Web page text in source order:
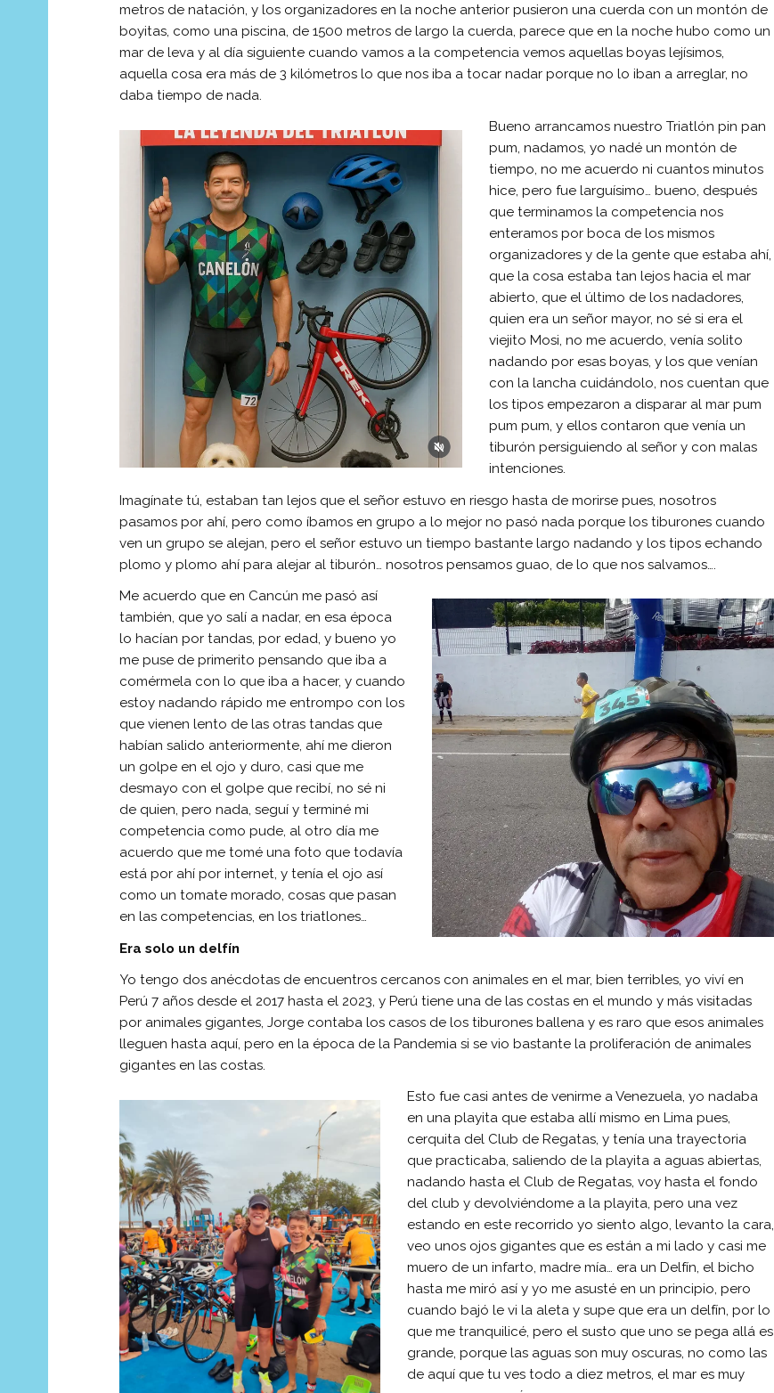
metros de natación, y los organizadores en la noche anterior pusieron una cuerda con un montón de
boyitas, como una piscina, de 1500 metros de largo la cuerda, parece que en la noche hubo como un
mar de leva y al día siguiente cuando vamos a la competencia vemos aquellas boyas lejísimos,
aquella cosa era más de 3 kilómetros lo que nos iba a tocar nadar porque no lo iban a arreglar, no
daba tiempo de nada.
Bueno arrancamos nuestro Triatlón pin pan
pum, nadamos, yo nadé un montón de
tiempo, no me acuerdo ni cuantos minutos
hice, pero fue larguísimo… bueno, después
que terminamos la competencia nos
enteramos por boca de los mismos
organizadores y de la gente que estaba ahí,
que la cosa estaba tan lejos hacia el mar
abierto, que el último de los nadadores,
quien era un señor mayor, no sé si era el
viejito Mosi, no me acuerdo, venía solito
nadando por esas boyas, y los que venían
con la lancha cuidándolo, nos cuentan que
los tipos empezaron a disparar al mar pum
pum pum, y ellos contaron que venía un
tiburón persiguiendo al señor y con malas
intenciones.
Imagínate tú, estaban tan lejos que el señor estuvo en riesgo hasta de morirse pues, nosotros
pasamos por ahí, pero como íbamos en grupo a lo mejor no pasó nada porque los tiburones cuando
ven un grupo se alejan, pero el señor estuvo un tiempo bastante largo nadando y los tipos echando
plomo y plomo ahí para alejar al tiburón… nosotros pensamos guao, de lo que nos salvamos….
Me acuerdo que en Cancún me pasó así
también, que yo salí a nadar, en esa época
lo hacían por tandas, por edad, y bueno yo
me puse de primerito pensando que iba a
comérmela con lo que iba a hacer, y cuando
estoy nadando rápido me entrompo con los
que vienen lento de las otras tandas que
habían salido anteriormente, ahí me dieron
un golpe en el ojo y duro, casi que me
desmayo con el golpe que recibí, no sé ni
de quien, pero nada, seguí y terminé mi
competencia como pude, al otro día me
acuerdo que me tomé una foto que todavía
está por ahí por internet, y tenía el ojo así
como un tomate morado, cosas que pasan
en las competencias, en los triatlones…
Era solo un delfín
Yo tengo dos anécdotas de encuentros cercanos con animales en el mar, bien terribles, yo viví en
Perú 7 años desde el 2017 hasta el 2023, y Perú tiene una de las costas en el mundo y más visitadas
por animales gigantes, Jorge contaba los casos de los tiburones ballena y es raro que esos animales
lleguen hasta aquí, pero en la época de la Pandemia si se vio bastante la proliferación de animales
gigantes en las costas.
Esto fue casi antes de venirme a Venezuela, yo nadaba
en una playita que estaba allí mismo en Lima pues,
cerquita del Club de Regatas, y tenía una trayectoria
que practicaba, saliendo de la playita a aguas abiertas,
nadando hasta el Club de Regatas, voy hasta el fondo
del club y devolviéndome a la playita, pero una vez
estando en este recorrido yo siento algo, levanto la cara,
veo unos ojos gigantes que es están a mi lado y casi me
muero de un infarto, madre mía… era un Delfín, el bicho
hasta me miró así y yo me asusté en un principio, pero
cuando bajó le vi la aleta y supe que era un delfín, por lo
que me tranquilicé, pero el susto que uno se pega allá es
grande, porque las aguas son muy oscuras, no como las
de aquí que tu ves todo a diez metros, el mar es muy